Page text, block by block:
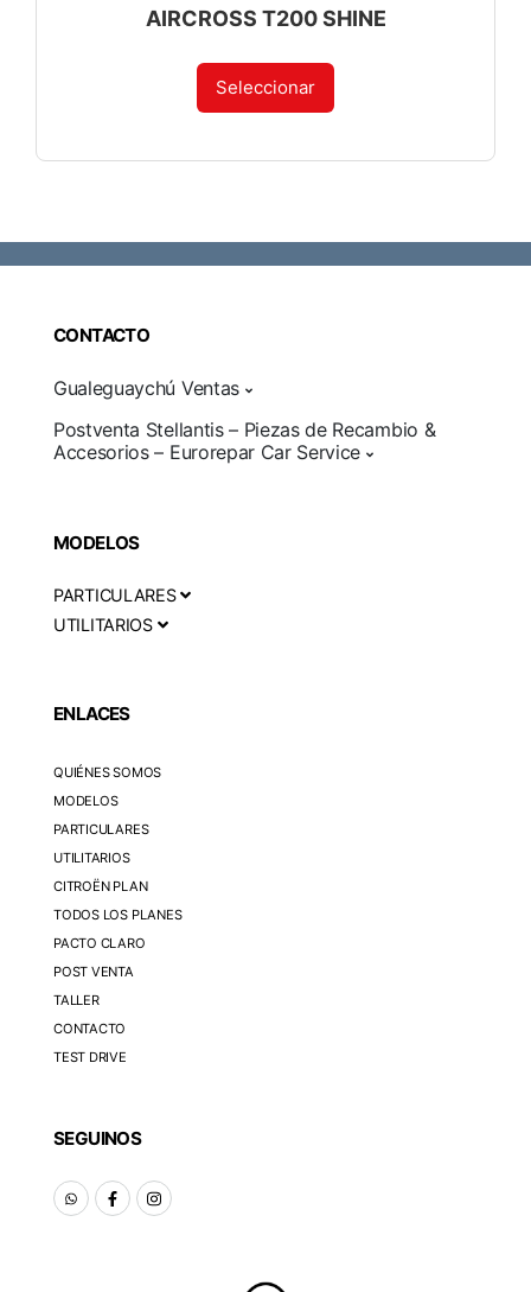
AIRCROSS T200 SHINE
Seleccionar
CONTACTO
Gualeguaychú Ventas
Postventa Stellantis – Piezas de Recambio &
Accesorios – Eurorepar Car Service
MODELOS
PARTICULARES
UTILITARIOS
ENLACES
QUIÉNES SOMOS
MODELOS
PARTICULARES
UTILITARIOS
CITROËN PLAN
TODOS LOS PLANES
PACTO CLARO
POST VENTA
TALLER
CONTACTO
TEST DRIVE
SEGUINOS